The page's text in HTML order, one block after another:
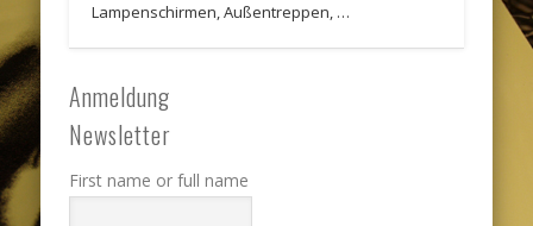
Lampenschirmen, Außentreppen, …
Anmeldung
Newsletter
First name or full name